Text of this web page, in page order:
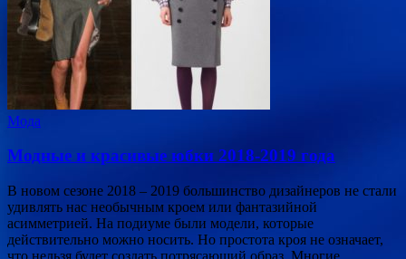
Мода
Модные и красивые юбки 2018-2019 года
В новом сезоне 2018 – 2019 большинство дизайнеров не стали
удивлять нас необычным кроем или фантазийной
асимметрией. На подиуме были модели, которые
действительно можно носить. Но простота кроя не означает,
что нельзя будет создать потрясающий образ. Многие